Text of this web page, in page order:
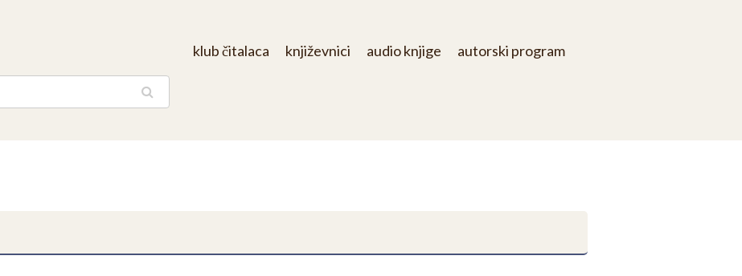
klub čitalaca književnici audio knjige autorski program